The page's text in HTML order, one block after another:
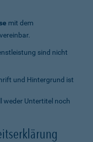
mit dem
sind nicht
und Hintergrund ist
weder Untertitel noch